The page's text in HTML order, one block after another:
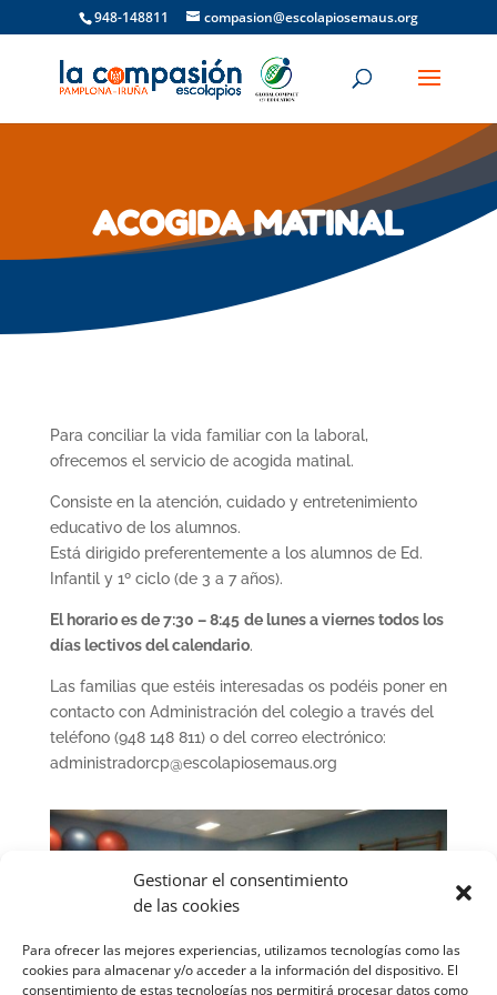
Gestionar el consentimiento
de las cookies
Para ofrecer las mejores experiencias, utilizamos tecnologías como las
cookies para almacenar y/o acceder a la información del dispositivo. El
consentimiento de estas tecnologías nos permitirá procesar datos como
948-148811 compasion@escolapiosemaus.org
ACOGIDA MATINAL
Para conciliar la vida familiar con la laboral,
ofrecemos el servicio de acogida matinal.
Consiste en la atención, cuidado y entretenimiento
educativo de los alumnos.
Está dirigido preferentemente a los alumnos de Ed.
Infantil y 1º ciclo (de 3 a 7 años).
El horario es de 7:30 – 8:45 de lunes a viernes todos los
días lectivos del calendario.
Las familias que estéis interesadas os podéis poner en
contacto con Administración del colegio a través del
teléfono (948 148 811) o del correo electrónico:
administradorcp@escolapiosemaus.org